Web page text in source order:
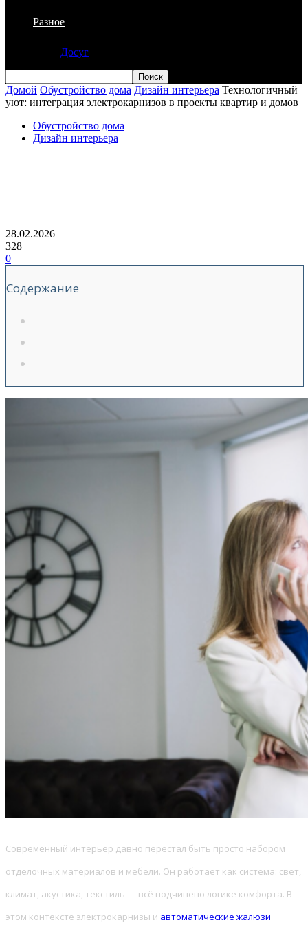
Разное
Досуг
Домой Обустройство дома Дизайн интерьера Технологичный
уют: интеграция электрокарнизов в проекты квартир и домов
Обустройство дома
Дизайн интерьера
28.02.2026
328
0
Содержание
Современный интерьер давно перестал быть просто набором
отделочных материалов и мебели. Он работает как система: свет,
климат, акустика, текстиль — всё подчинено логике комфорта. В
этом контексте электрокарнизы и автоматические жалюзи